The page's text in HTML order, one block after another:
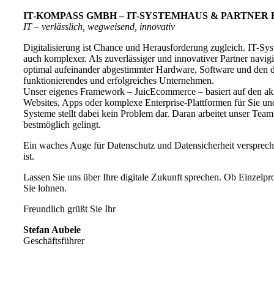
IT-KOMPASS GMBH – IT-SYSTEMHAUS &
IT – verlässlich, wegweisend, innovativ
Digitalisierung ist Chance und Herausforderung zugleich. IT-
auch komplexer. Als zuverlässiger und innovativer Partner
optimal aufeinander abgestimmter Hardware, Software und
funktionierendes und erfolgreiches Unternehmen.
Unser eigenes Framework – JuicEcommerce – basiert auf den
Websites, Apps oder komplexe Enterprise-Plattformen für Sie
Systeme stellt dabei kein Problem dar. Daran arbeitet unser
bestmöglich gelingt.
Ein waches Auge für Datenschutz und Datensicherheit
ist.
Lassen Sie uns über Ihre digitale Zukunft sprechen. Ob
Sie lohnen.
Freundlich grüßt Sie Ihr
Stefan Aubele
Geschäftsführer